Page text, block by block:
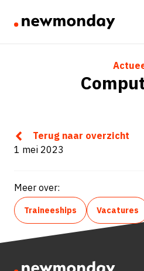
Terug naar overzicht
1 mei 2023
Meer over:
Traineeships Vacatures